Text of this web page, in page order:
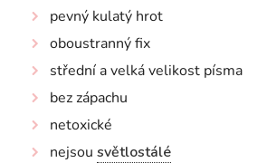
pevný kulatý hrot
oboustranný fix
střední a velká velikost písma
bez zápachu
netoxické
nejsou světlostálé